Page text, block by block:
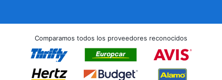
Comparamos todos los proveedores reconocidos